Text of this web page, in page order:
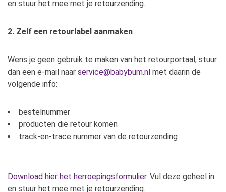
en stuur het mee met je retourzending.
2. Zelf een retourlabel aanmaken
Wens je geen gebruik te maken van het retourportaal, stuur
dan een e-mail naar service@babybum.nl met daarin de
volgende info:
bestelnummer
producten die retour komen
track-en-trace nummer van de retourzending
Download hier het herroepingsformulier. Vul deze geheel in
en stuur het mee met je retourzending.